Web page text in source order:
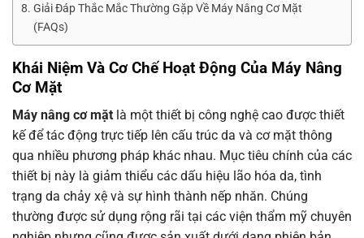
Giải Đáp Thắc Mắc Thường Gặp Về Máy Nâng Cơ Mặt
(FAQs)
Khái Niệm Và Cơ Chế Hoạt Động Của Máy Nâng
Cơ Mặt
Máy nâng cơ mặt là một thiết bị công nghệ cao được thiết
kế để tác động trực tiếp lên cấu trúc da và cơ mặt thông
qua nhiều phương pháp khác nhau. Mục tiêu chính của các
thiết bị này là giảm thiểu các dấu hiệu lão hóa da, tình
trạng da chảy xệ và sự hình thành nếp nhăn. Chúng
thường được sử dụng rộng rãi tại các viện thẩm mỹ chuyên